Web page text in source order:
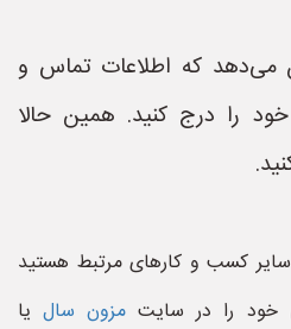
می‌دهد که اطلاعات تماس و
خود را درج کنید. همین حالا
کسب و کارهای مرتبط هستید
خود را در سایت مزون سالیا